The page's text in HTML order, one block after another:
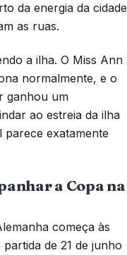
da energia da cidade
as ruas.
a ilha. O Miss Ann
normalmente, e o
ganhou um
ao estreia da ilha
exatamente
a Copa na
começa às
de 21 de junho